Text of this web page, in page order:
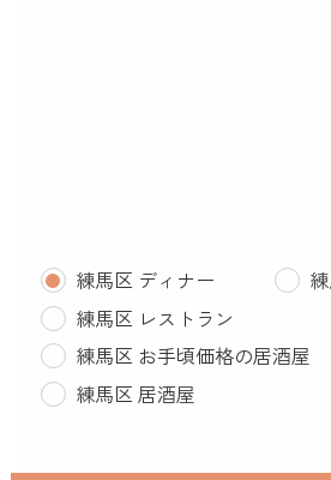
練馬区 ディナー
練馬区 レストラン
練馬区 お手頃価格の居酒屋
練馬区 居酒屋